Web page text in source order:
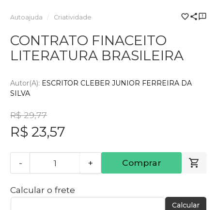
Autoajuda Criatividade
CONTRATO FINACEITO
LITERATURA BRASILEIRA
Autor(a): ESCRITOR CLEBER JUNIOR FERREIRA DA
SILVA
R$ 29,77
R$ 23,57
- + Comprar
Calcular o frete
Calcular